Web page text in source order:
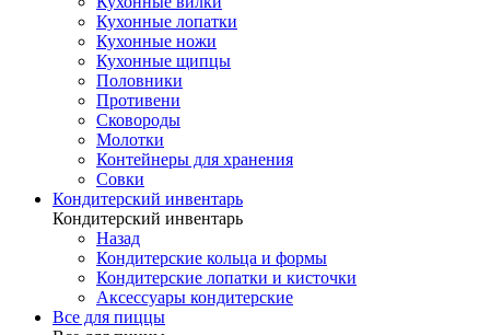
Кухонные лопатки
Кухонные ножи
Кухонные щипцы
Половники
Противени
Сковороды
Молотки
Контейнеры для хранения
Совки
Кондитерский инвентарь
Кондитерский инвентарь
Назад
Кондитерские кольца и формы
Кондитерские лопатки и кисточки
Аксессуары кондитерские
Все для пиццы